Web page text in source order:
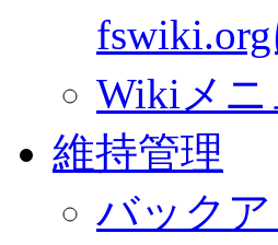
Wikiメ
維持管理
バック